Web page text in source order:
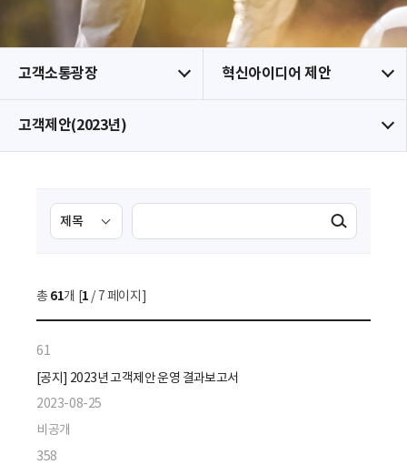
고객소통광장 혁신아이디어 제안
고객제안(2023년)
검
색
선
택
색
검색실행
총 61개 [1 / 7 페이지]
61
[공지] 2023년 고객제안 운영 결과보고서
2023-08-25
비공개
358